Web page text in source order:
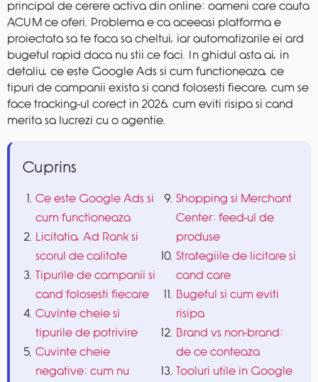
principal de cerere activa din online: oameni care cauta
ACUM ce oferi. Problema e ca aceeasi platforma e
proiectata sa te faca sa cheltui, iar automatizarile ei ard
bugetul rapid daca nu stii ce faci. In ghidul asta ai, in
detaliu, ce este Google Ads si cum functioneaza, ce
tipuri de campanii exista si cand folosesti fiecare, cum se
face tracking-ul corect in 2026, cum eviti risipa si cand
merita sa lucrezi cu o agentie.
Cuprins
Ce este Google Ads si
cum functioneaza
Licitatia, Ad Rank si
scorul de calitate
Tipurile de campanii si
cand folosesti fiecare
Cuvinte cheie si
tipurile de potrivire
Cuvinte cheie
negative: cum nu
Shopping si Merchant
Center: feed-ul de
produse
Strategiile de licitare si
cand care
Bugetul si cum eviti
risipa
Brand vs non-brand:
de ce conteaza
Tooluri utile in Google